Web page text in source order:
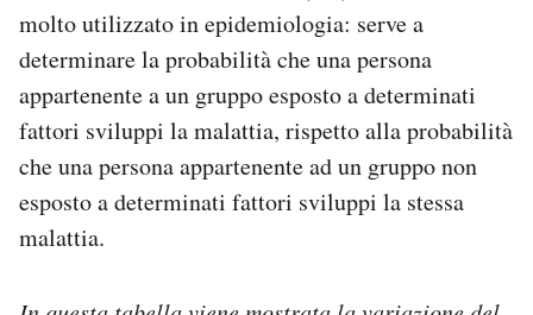
molto utilizzato in epidemiologia: serve a
determinare la probabilità che una persona
appartenente a un gruppo esposto a determinati
fattori sviluppi la malattia, rispetto alla probabilità
che una persona appartenente ad un gruppo non
esposto a determinati fattori sviluppi la stessa
malattia.